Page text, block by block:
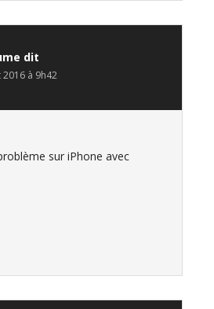
dit
à 9h42
sur iPhone avec